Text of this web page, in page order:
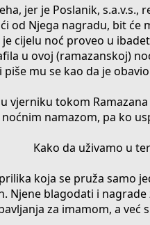
jer je Poslanik,
od Njega nagradu, bit će
cijelu noć proveo u
u ovoj (ramazanskoj)
mu se kao da je
u vjerniku tokom
namazom, pa ko
Kako da uživamo u
koja se pruža samo
Njene blagodati i
za imamom, a